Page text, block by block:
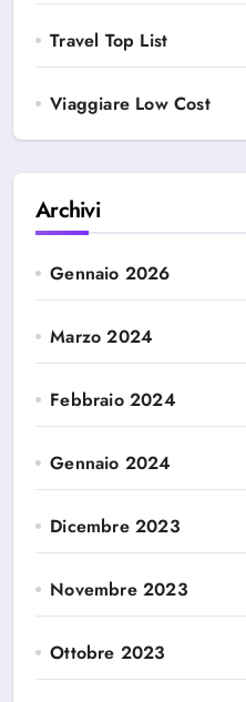
Travel Top List
Viaggiare Low Cost
Archivi
Gennaio 2026
Marzo 2024
Febbraio 2024
Gennaio 2024
Dicembre 2023
Novembre 2023
Ottobre 2023